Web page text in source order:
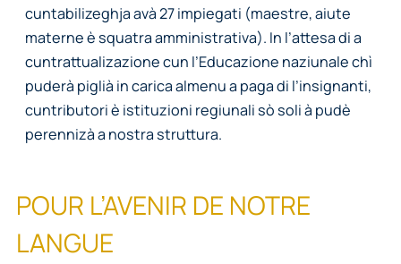
cuntabilizeghja avà 27 impiegati (maestre, aiute
materne è squatra amministrativa). In l’attesa di a
cuntrattualizazione cun l’Educazione naziunale chì
puderà piglià in carica almenu a paga di l’insignanti,
cuntributori è istituzioni regiunali sò soli à pudè
perennizà a nostra struttura.
POUR L’AVENIR DE NOTRE
LANGUE